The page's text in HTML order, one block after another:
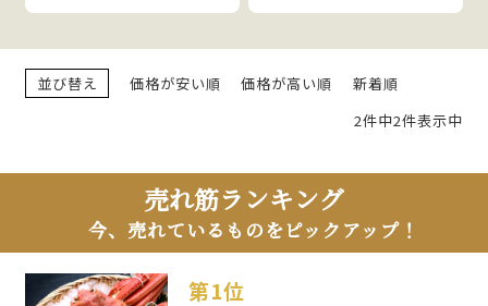
並び替え 価格が安い順 価格が高い順
新着順
2件中2件表示中
売れ筋ランキング
今、売れているものをピックアップ！
第1位